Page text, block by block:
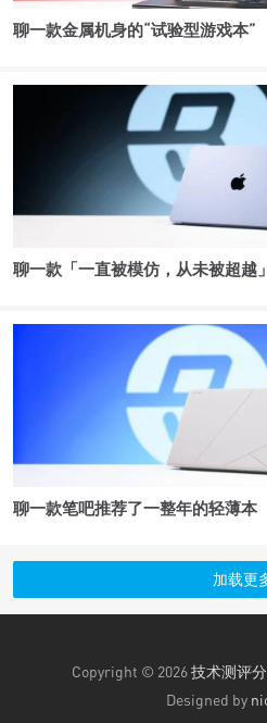
聊一款金属机身的“试验型游戏本”
聊一款「一直被模仿，从未被超越
聊一款笔吧推荐了一整年的轻薄本
加载更
Copyright © 2026技术测评
Designed by